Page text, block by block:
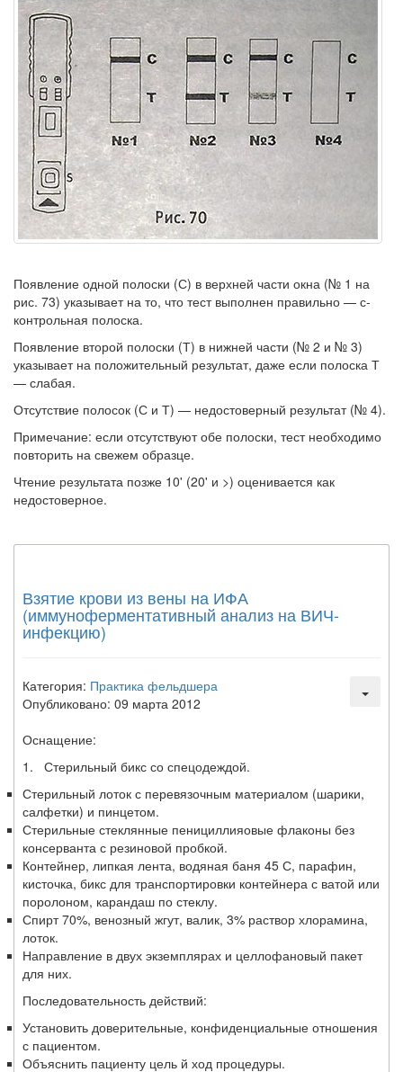
Появление одной полоски (С) в верхней части окна (№ 1 на
рис. 73) указывает на то, что тест выполнен правильно — с-
контрольная полоска.
Появление второй полоски (Т) в нижней части (№ 2 и № 3)
указывает на положительный результат, даже если полоска Т
— слабая.
Отсутствие полосок (С и Т) — недостоверный результат (№ 4).
Примечание: если отсутствуют обе полоски, тест необходимо
по­вторить на свежем образце.
Чтение результата позже 10' (20' и >) оценивается как
недостоверное.
Взятие крови из вены на ИФА
(иммуноферментативный анализ на ВИЧ-
инфекцию)
Категория: Практика фельдшера
Опубликовано: 09 марта 2012
Оснащение:
1. Стерильный бикс со спецодеждой.
Стерильный лоток с перевязочным материалом (ша­рики,
салфетки) и пинцетом.
Стерильные стеклянные пенициллияовые флаконы без
консерванта с резиновой пробкой.
Контейнер, липкая лента, водяная баня 45 С, пара­фин,
кисточка, бикс для транспортировки контейнера с ватой или
поролоном, карандаш по стеклу.
Спирт 70%, венозный жгут, валик, 3% раствор хлорамина,
лоток.
Направление в двух экземплярах и целлофановый пакет
для них.
Последовательность действий:
Установить доверительные, конфиденциальные отношения
с пациентом.
Объяснить пациенту цель й ход процедуры.